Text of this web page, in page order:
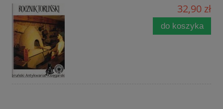
32,90 zł
do koszyka